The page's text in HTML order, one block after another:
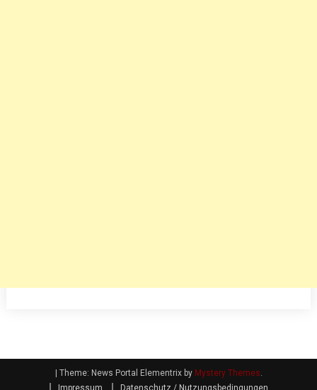
| Theme: News Portal Elementrix by Mystery Themes
Impressum
Datenschutz / Nutzungsbedingungen